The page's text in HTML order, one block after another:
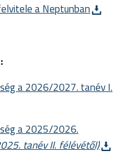
a Neptunban
a 2026/2027. tanév I.
a 2025/2026.
tanév II. félévétől)